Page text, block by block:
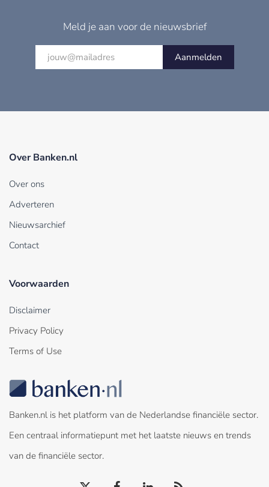
Meld je aan voor de nieuwsbrief
Aanmelden
Over Banken.nl
Over ons
Adverteren
Nieuwsarchief
Contact
Voorwaarden
Disclaimer
Privacy Policy
Terms of Use
Banken.nl is het platform van de Nederlandse financiële sector.
Een centraal informatiepunt met het laatste nieuws en trends
van de financiële sector.